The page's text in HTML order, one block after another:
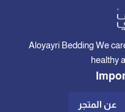
Aloyayri Bedding We
healthy
عن المتجر